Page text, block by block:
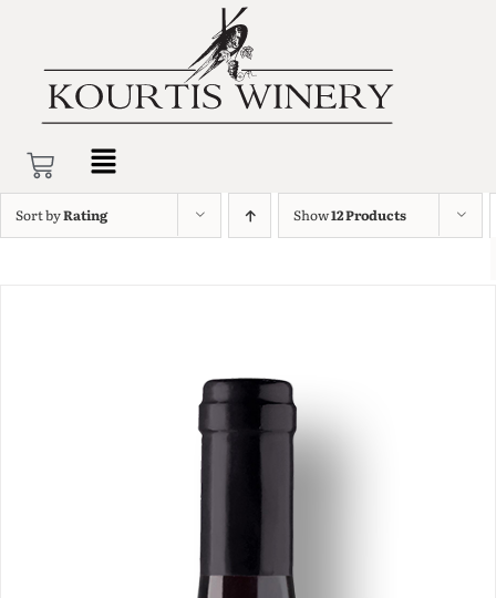
Sort byRating Show12 Products